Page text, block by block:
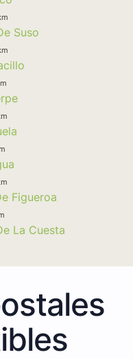
Suso
Figueroa
La Cuesta